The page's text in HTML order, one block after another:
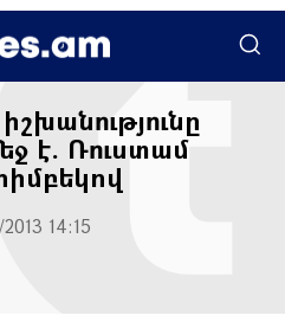
է. Ռուստամ
14:15